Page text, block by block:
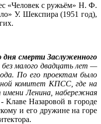
«Человек с ружьём» Н. Ф.
У. Шекспира (1951 год),
смерти Заслуженного
малого двадцать лет —
По его проектам было
комитет КПСС, где на
имени Ленина, набережная
Клаве Назаровой в городе
и его дружине на горе